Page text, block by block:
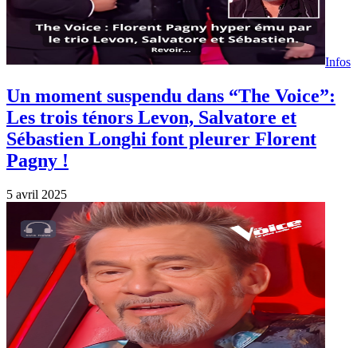
Infos
Un moment suspendu dans “The Voice”:
Les trois ténors Levon, Salvatore et
Sébastien Longhi font pleurer Florent
Pagny !
5 avril 2025